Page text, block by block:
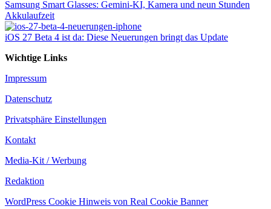
Samsung Smart Glasses: Gemini-KI, Kamera und neun Stunden
Akkulaufzeit
iOS 27 Beta 4 ist da: Diese Neuerungen bringt das Update
Wichtige Links
Impressum
Datenschutz
Privatsphäre Einstellungen
Kontakt
Media-Kit / Werbung
Redaktion
WordPress Cookie Hinweis von Real Cookie Banner